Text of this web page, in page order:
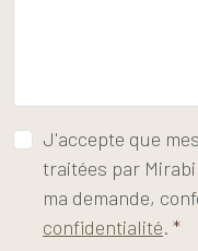
J'accepte que
traitées par
ma demande,
confidentialité. *